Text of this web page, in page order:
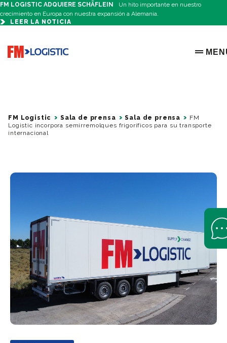
FM LOGISTIC ADQUIERE SCHÄFLEIN
Un hito importante en nuestro
crecimiento en Europa con nuestra expansión a Alemania.
LEER LA NOTICIA
Go to home page
OPEN
FM Logistic Sala de prensa Sala de prensa
FM
Logistic incorpora semirremolques frigoríficos para su transporte
internacional